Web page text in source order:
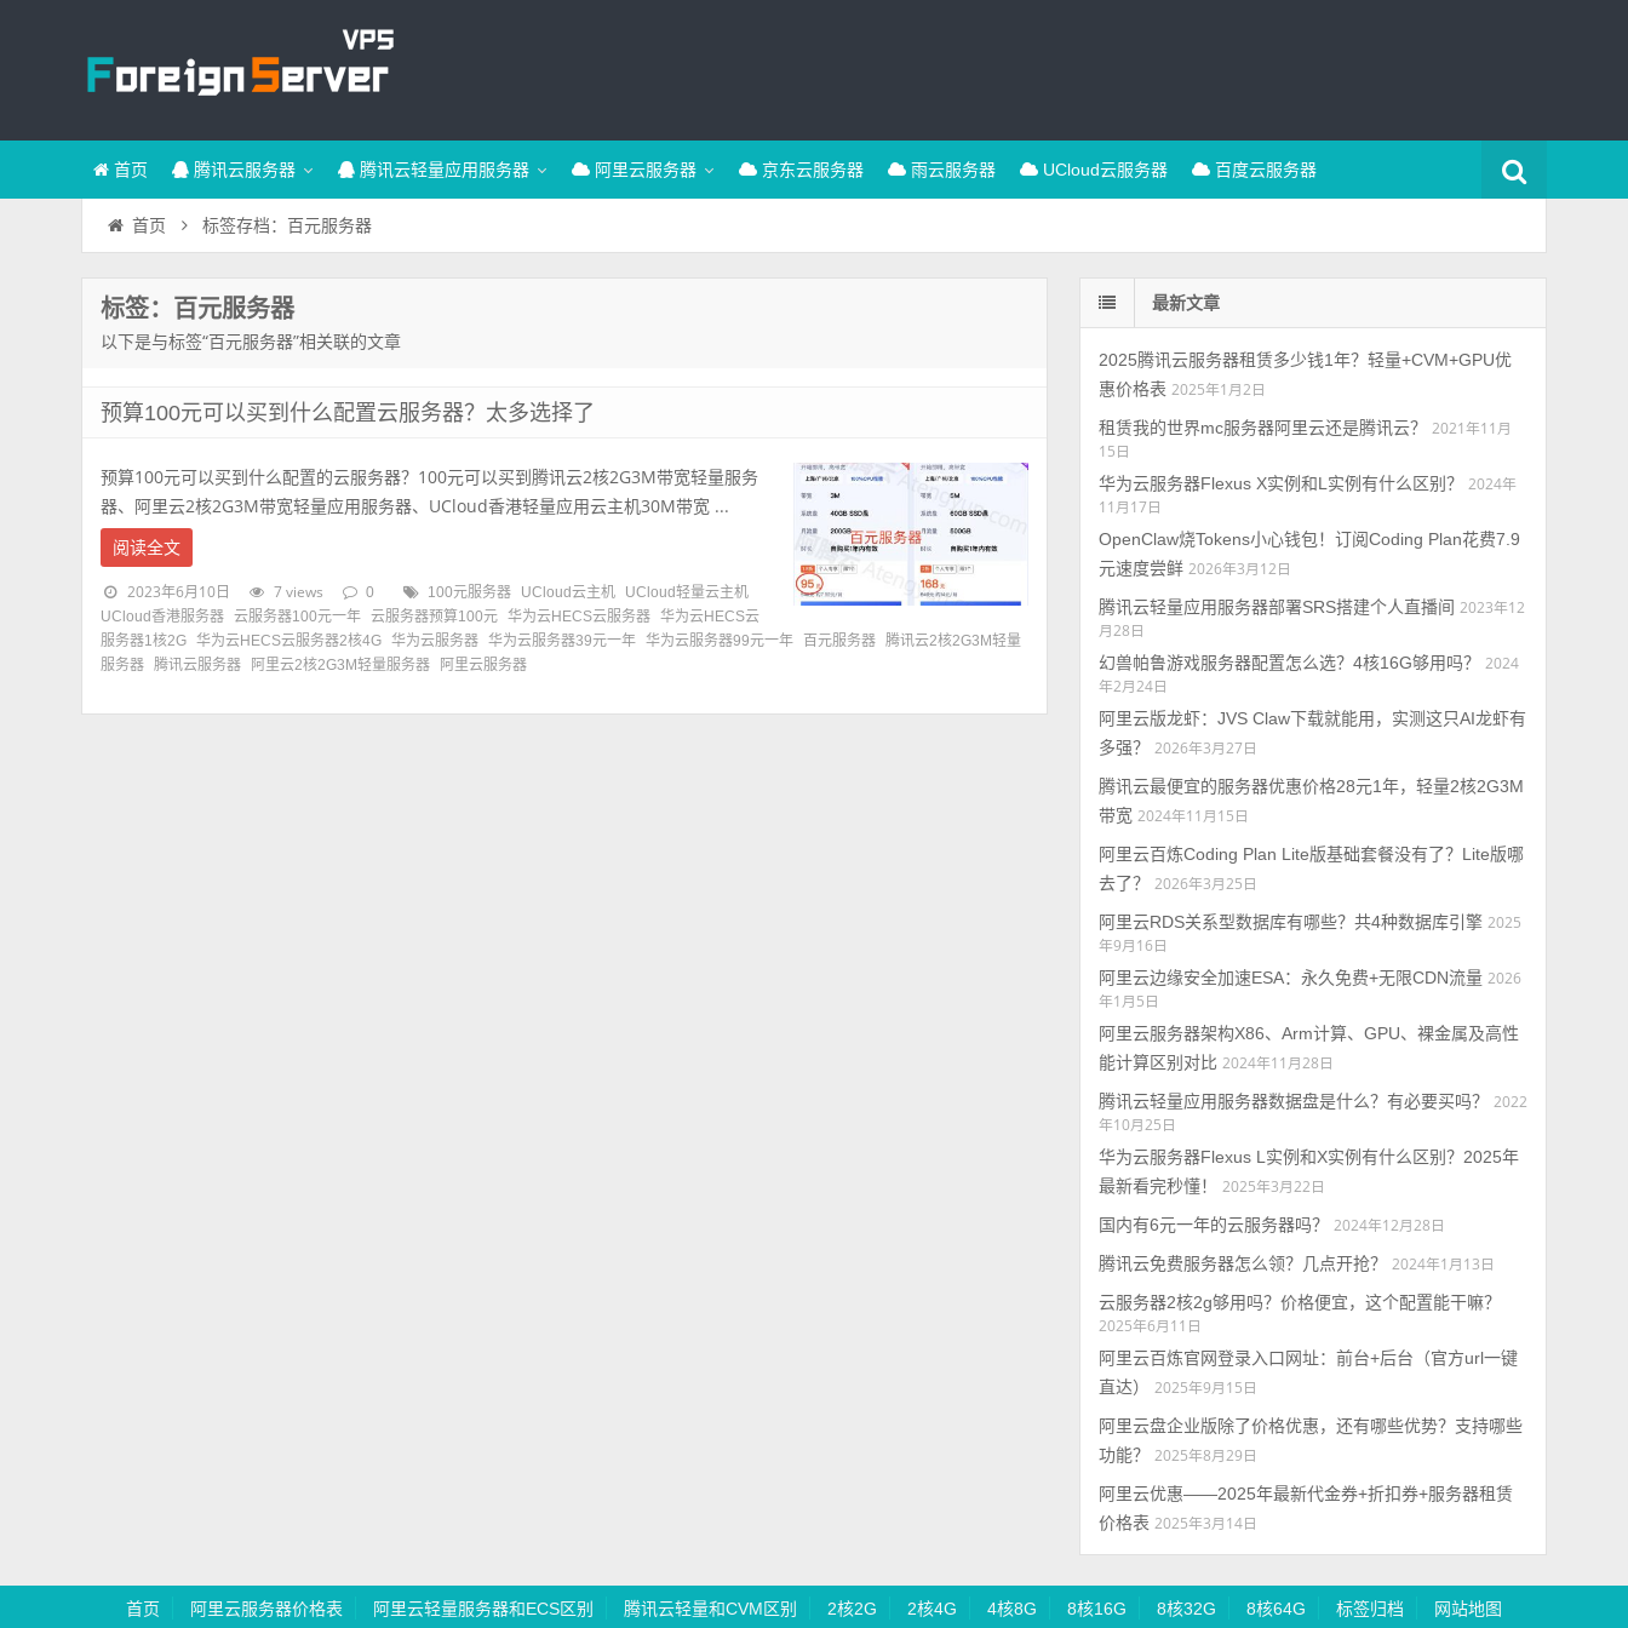
首页 腾讯云服务器 腾讯云轻量应用服务器 阿里云服务器 京东云服务器 雨云服务器 UCloud云服务器 百度云服务器
首页 标签存档：百元服务器
标签：百元服务器
以下是与标签“百元服务器”相关联的文章
预算100元可以买到什么配置云服务器？太多选择了
预算100元可以买到什么配置的云服务器？100元可以买到腾讯云2核2G3M带宽轻量服务
器、阿里云2核2G3M带宽轻量应用服务器、UCloud香港轻量应用云主机30M带宽 ...
阅读全文
2023年6月10日 7 views 0 100元服务器 UCloud云主机
UCloud轻量云主机
UCloud香港服务器 云服务器100元一年 云服务器预算100元 华为云HECS云服务器 华为云HECS云
服务器1核2G 华为云HECS云服务器2核4G 华为云服务器 华为云服务器39元一年 华为云服务器99元一年 百元服务器 腾讯云2核2G3M轻量
服务器 腾讯云服务器 阿里云2核2G3M轻量服务器 阿里云服务器
最新文章
2025腾讯云服务器租赁多少钱1年？轻量+CVM+GPU优
惠价格表 2025年1月2日
租赁我的世界mc服务器阿里云还是腾讯云？
2021年11月
15日
华为云服务器Flexus X实例和L实例有什么区别？
2024年
11月17日
OpenClaw烧Tokens小心钱包！订阅Coding Plan花费7.9
元速度尝鲜 2026年3月12日
腾讯云轻量应用服务器部署SRS搭建个人直播间 2023年12
月28日
幻兽帕鲁游戏服务器配置怎么选？4核16G够用吗？
2024
年2月24日
阿里云版龙虾：JVS Claw下载就能用，实测这只AI龙虾有
多强？
2026年3月27日
腾讯云最便宜的服务器优惠价格28元1年，轻量2核2G3M
带宽 2024年11月15日
阿里云百炼Coding Plan Lite版基础套餐没有了？Lite版哪
去了？
2026年3月25日
阿里云RDS关系型数据库有哪些？共4种数据库引擎 2025
年9月16日
阿里云边缘安全加速ESA：永久免费+无限CDN流量 2026
年1月5日
阿里云服务器架构X86、Arm计算、GPU、裸金属及高性
能计算区别对比 2024年11月28日
腾讯云轻量应用服务器数据盘是什么？有必要买吗？
2022
年10月25日
华为云服务器Flexus L实例和X实例有什么区别？2025年
最新看完秒懂！
2025年3月22日
国内有6元一年的云服务器吗？
2024年12月28日
腾讯云免费服务器怎么领？几点开抢？
2024年1月13日
云服务器2核2g够用吗？价格便宜，这个配置能干嘛？
2025年6月11日
阿里云百炼官网登录入口网址：前台+后台（官方url一键
直达）
2025年9月15日
阿里云盘企业版除了价格优惠，还有哪些优势？支持哪些
功能？
2025年8月29日
阿里云优惠——2025年最新代金券+折扣券+服务器租赁
价格表 2025年3月14日
首页 阿里云服务器价格表 阿里云轻量服务器和ECS区别 腾讯云轻量和CVM区别 2核2G 2核4G 4核8G 8核16G 8核32G 8核64G 标签归档 网站地图